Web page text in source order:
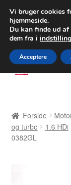
FEDEX
80
Spring
til
Spring
til
Betalinger
Forside
og turbo
1.6 HDi
0382GL
Vi bruger cookies
hjemmeside.
Du kan finde ud af
dem fra i
Acceptere